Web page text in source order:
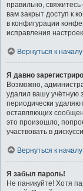
правильно,
вам закрыт доступ к
в конфигурации
исправления
Вернуться к началу
Я давно
Возможно,
удалил вашу учётную
периодически
оставляющих
это произошло,
участвовать в
Вернуться к началу
Я забыл пароль!
Не паникуйте! Хотя